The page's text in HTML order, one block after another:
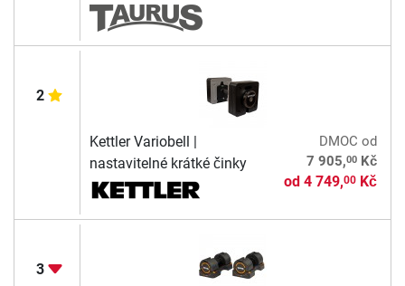
2
Kettler Variobell |
nastavitelné krátké činky
DMOC od
7 905,00Kč
od 4 749,00Kč
3